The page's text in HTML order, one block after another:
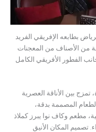
بطابعه الإفريقي الفريد
من الأصناف من المعجنات
الفطور الأفريقي الكامل
بين الأناقة العصرية
المصممة بدقة،
مطعم وكاف نوا يبرز كملاذ
المكان الأنيق